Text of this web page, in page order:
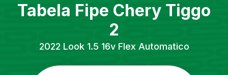
Tabela Fipe Chery Tiggo
2
2022 Look 1.5 16v Flex Automatico